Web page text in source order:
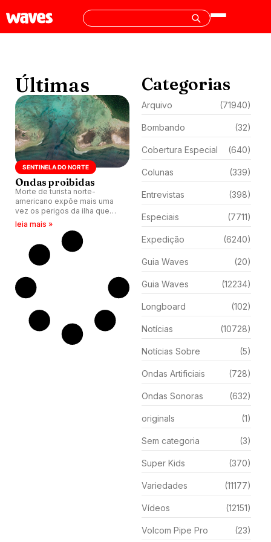
Últimas
SENTINELA DO NORTE
Ondas proibidas
Morte de turista norte-
americano expõe mais uma
vez os perigos da ilha que
possui altas ondas no
arquipélago de Andaman,
leia mais »
Categorias
Arquivo (71940)
Bombando (32)
Cobertura Especial (640)
Colunas (339)
Entrevistas (398)
Especiais (7711)
Expedição (6240)
Guia Waves (20)
Guia Waves (12234)
Longboard (102)
Notícias (10728)
Notícias Sobre (5)
Ondas Artificiais (728)
Ondas Sonoras (632)
originals (1)
Sem categoria (3)
Super Kids (370)
Variedades (11177)
Vídeos (12151)
Volcom Pipe Pro (23)